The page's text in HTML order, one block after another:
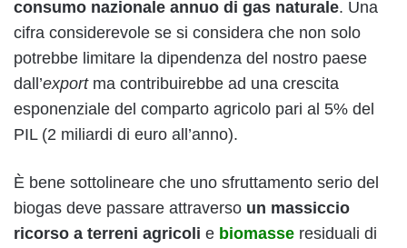
consumo nazionale annuo di gas naturale. Una
cifra considerevole se si considera che non solo
potrebbe limitare la dipendenza del nostro paese
dall’exportma contribuirebbe ad una crescita
esponenziale del comparto agricolo pari al 5% del
PIL (2 miliardi di euro all’anno).
È bene sottolineare che uno sfruttamento serio del
biogas deve passare attraverso un massiccio
ricorso a terreni agricoli e biomasse residuali di